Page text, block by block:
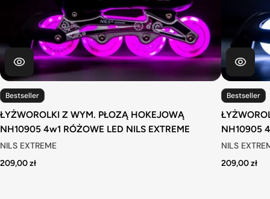
Bestseller
ŁYŻWOROLKI Z WYM. PŁOZĄ HOKEJOWĄ
NH10905 4w1 RÓŻOWE LED NILS EXTREME
NILS EXTREME
209,00 zł
Bestseller
NH10905
NILS
209,00 zł